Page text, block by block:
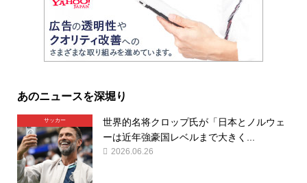
あのニュースを深堀り
サッカー
世界的名将クロップ氏が「日本とノルウェ
ーは近年強豪国レベルまで大きく...
2026.06.26